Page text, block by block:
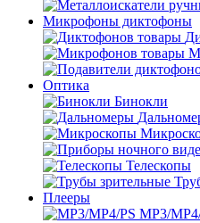
Микрофоны диктофоны
Оптика
Бинокли
Телескопы
Плееры
MP3/